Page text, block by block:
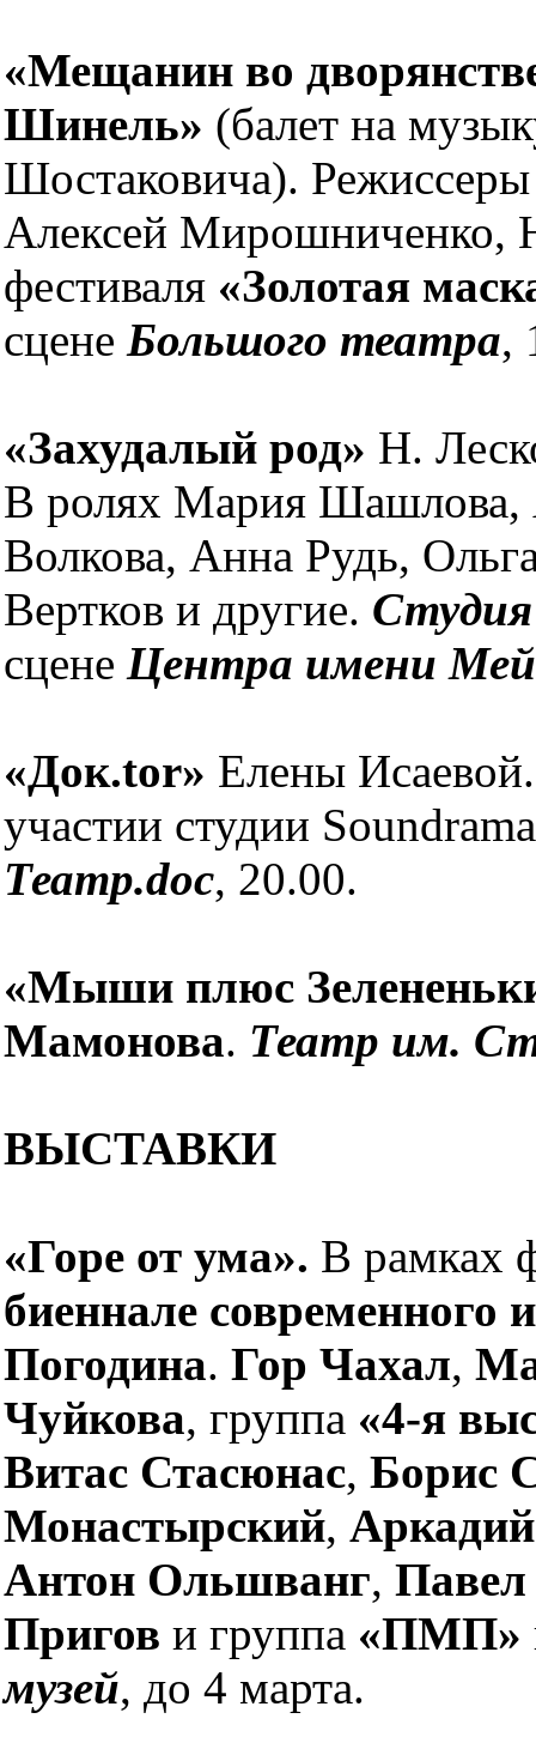
«Мещанин во
Шинель» (балет на
Шостаковича).
Алексей Мирошниченко,
фестиваля «Золотая
сцене Большого театра,
«Захудалый род» Н.
В ролях Мария
Волкова, Анна Рудь,
Вертков и другие. Студия
сцене Центра имени
«Док.tor» Елены
участии студии
Театр.doc, 20.00.
«Мыши плюс
Мамонова. Театр им.
ВЫСТАВКИ
«Горе от ума». В рамках
биеннале современного
Погодина. Гор Чахал,
Чуйкова, группа «4-я
Витас Стасюнас, Борис
Монастырский,
Антон Ольшванг,
Пригов и группа «ПМП»
музей, до 4 марта.